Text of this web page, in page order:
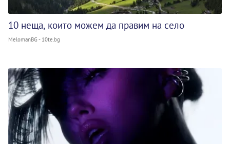
10 неща, които можем да правим на село
MelomanBG - 10te.bg